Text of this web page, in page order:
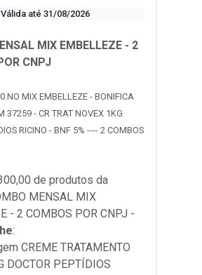
Válida até 31/08/2026
MIX EMBELLEZE - 2
CNPJ
NO MIX EMBELLEZE - BONIFICA
37259 - CR TRAT NOVEX 1KG
RICINO - BNF 5% ---- 2 COMBOS
de produtos da
MENSAL MIX
- 2 COMBOS POR CNPJ -
:
CREME TRATAMENTO
DOCTOR PEPTÍDIOS